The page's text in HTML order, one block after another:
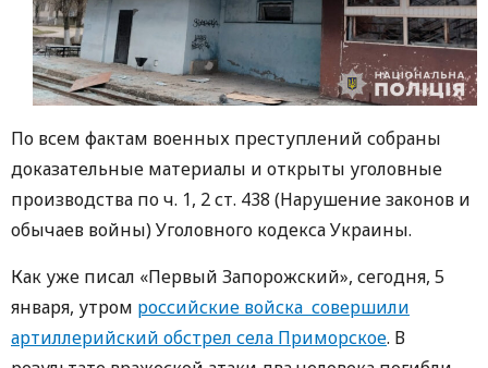
По всем фактам военных преступлений собраны
доказательные материалы и открыты уголовные
производства по ч. 1, 2 ст. 438 (Нарушение законов и
обычаев войны) Уголовного кодекса Украины.
Как уже писал «Первый Запорожский», сегодня, 5
января, утром российские войска совершили
артиллерийский обстрел села Приморское. В